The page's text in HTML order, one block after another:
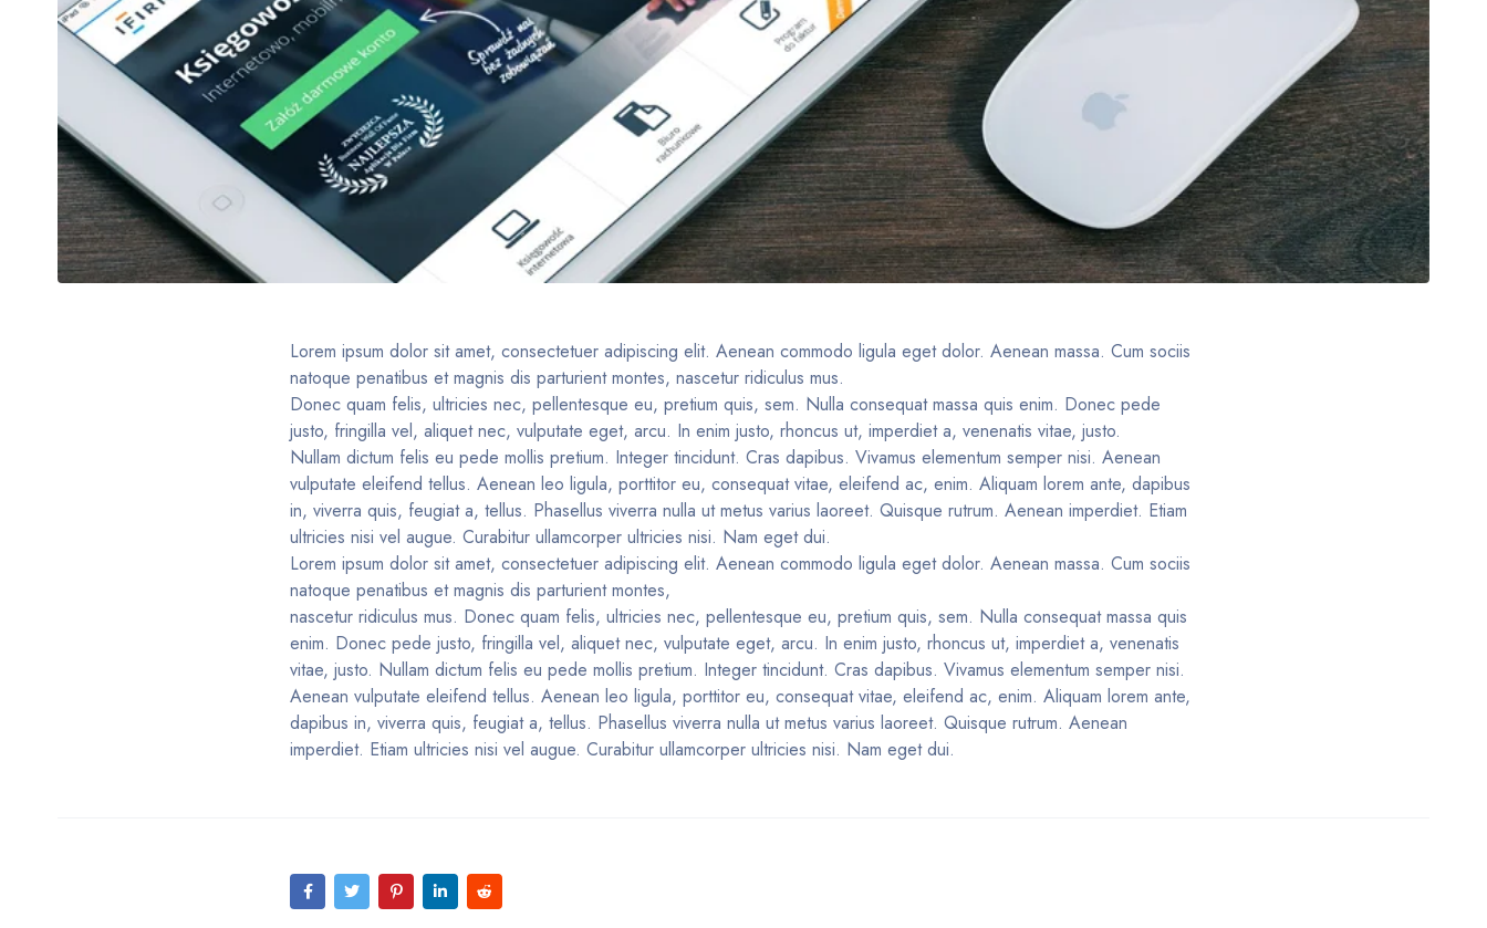
Lorem ipsum dolor sit amet, consectetuer adipiscing elit. Aenean commodo ligula eget dolor. Aenean massa. Cum sociis
natoque penatibus et magnis dis parturient montes, nascetur ridiculus mus.
Donec quam felis, ultricies nec, pellentesque eu, pretium quis, sem. Nulla consequat massa quis enim. Donec pede
justo, fringilla vel, aliquet nec, vulputate eget, arcu. In enim justo, rhoncus ut, imperdiet a, venenatis vitae, justo.
Nullam dictum felis eu pede mollis pretium. Integer tincidunt. Cras dapibus. Vivamus elementum semper nisi. Aenean
vulputate eleifend tellus. Aenean leo ligula, porttitor eu, consequat vitae, eleifend ac, enim. Aliquam lorem ante, dapibus
in, viverra quis, feugiat a, tellus. Phasellus viverra nulla ut metus varius laoreet. Quisque rutrum. Aenean imperdiet. Etiam
ultricies nisi vel augue. Curabitur ullamcorper ultricies nisi. Nam eget dui.
Lorem ipsum dolor sit amet, consectetuer adipiscing elit. Aenean commodo ligula eget dolor. Aenean massa. Cum sociis
natoque penatibus et magnis dis parturient montes,
nascetur ridiculus mus. Donec quam felis, ultricies nec, pellentesque eu, pretium quis, sem. Nulla consequat massa quis
enim. Donec pede justo, fringilla vel, aliquet nec, vulputate eget, arcu. In enim justo, rhoncus ut, imperdiet a, venenatis
vitae, justo. Nullam dictum felis eu pede mollis pretium. Integer tincidunt. Cras dapibus. Vivamus elementum semper nisi.
Aenean vulputate eleifend tellus. Aenean leo ligula, porttitor eu, consequat vitae, eleifend ac, enim. Aliquam lorem ante,
dapibus in, viverra quis, feugiat a, tellus. Phasellus viverra nulla ut metus varius laoreet. Quisque rutrum. Aenean
imperdiet. Etiam ultricies nisi vel augue. Curabitur ullamcorper ultricies nisi. Nam eget dui.